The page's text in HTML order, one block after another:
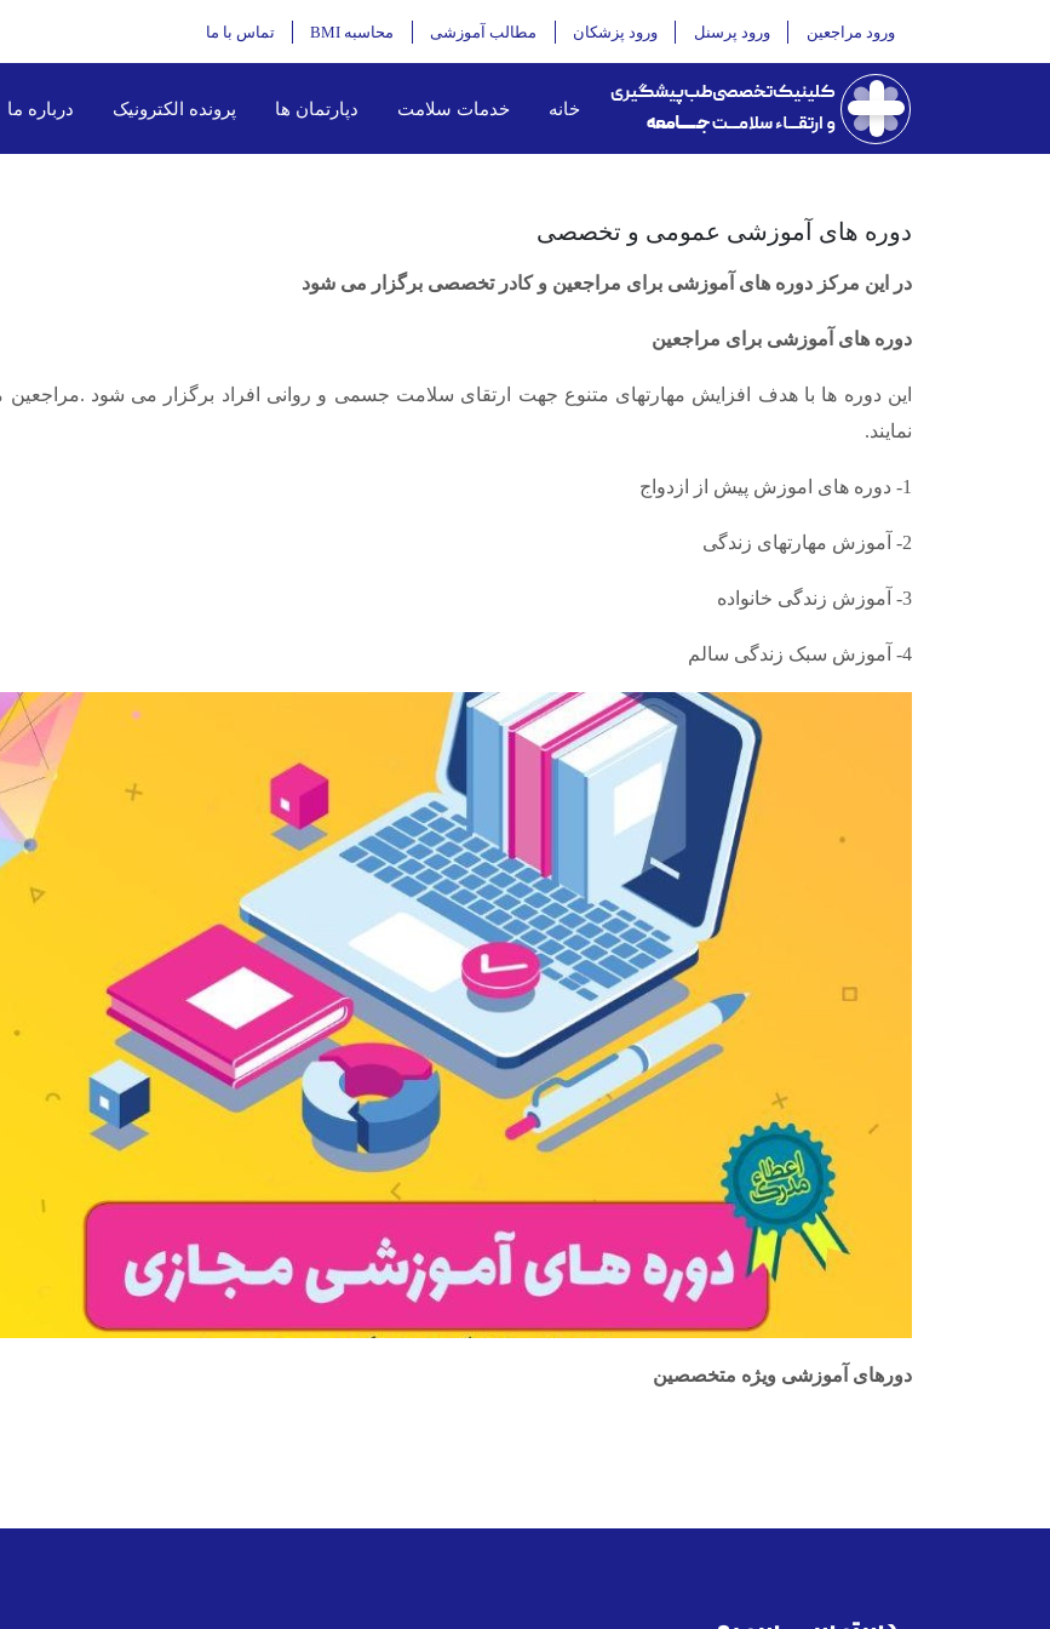
ورود مراجعین ورود پرسنل ورود پزشکان مطالب آموزشی محاسبه BMI تماس با ما
خانه خدمات سلامت دپارتمان ها پرونده الکترونیک درباره ما
دوره های آموزشی عمومی و تخصصی
در این مرکز دوره های آموزشی برای مراجعین و کادر تخصصی برگزار می شود
دوره های آموزشی برای مراجعین
این دوره ها با هدف افزایش مهارتهای متنوع جهت ارتقای سلامت جسمی و روانی افراد برگزار می شود
نمایند.
1- دوره های اموزش پیش از ازدواج
2- آموزش مهارتهای زندگی
3- آموزش زندگی خانواده
4- آموزش سبک زندگی سالم
دورهای آموزشی ویژه متخصصین